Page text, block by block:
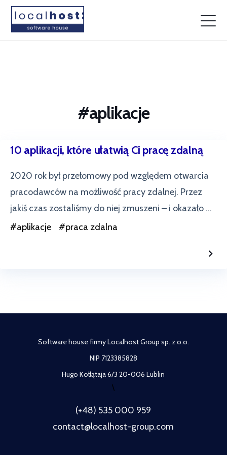
#aplikacje
10 aplikacji, które ułatwią Ci pracę zdalną
2020 rok był przełomowy pod względem otwarcia
pracodawców na możliwość pracy zdalnej. Przez
jakiś czas zostaliśmy do niej zmuszeni – i okazało ...
#aplikacje #praca zdalna
Software house firmy Localhost Group sp. z o.o.
NIP 7123385828
Hugo Kołłątaja 6/3 20-006 Lublin
\
(+48) 535 000 959
contact@localhost-group.com